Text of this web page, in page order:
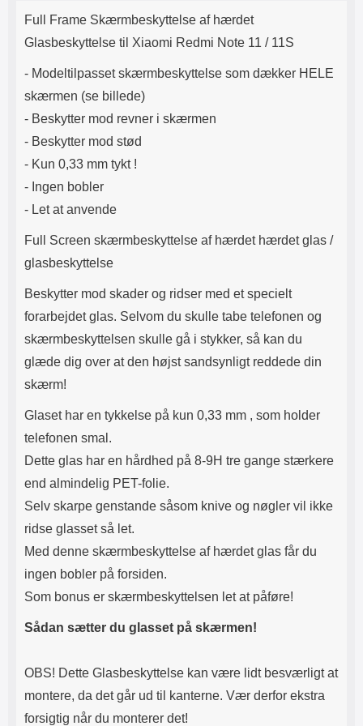
kabel medfølger. Produktet er CE
mærket Input: AC100-240V
DC5V/3.0A (15W) 9V/2.0A (18W)
12V/1.67A(PD20W) Total Effekt:
Produktbeskrivelse
Full Frame Skærmbeskyttelse af hærdet
Glasbeskyttelse til Xiaomi Redmi Note 11 / 11S
- Modeltilpasset skærmbeskyttelse som dækker HELE
skærmen (se billede)
- Beskytter mod revner i skærmen
- Beskytter mod stød
- Kun 0,33 mm tykt !
- Ingen bobler
- Let at anvende
Full Screen skærmbeskyttelse af hærdet hærdet glas /
glasbeskyttelse
Beskytter mod skader og ridser med et specielt
forarbejdet glas. Selvom du skulle tabe telefonen og
skærmbeskyttelsen skulle gå i stykker, så kan du
glæde dig over at den højst sandsynligt reddede din
skærm!
Glaset har en tykkelse på kun 0,33 mm , som holder
telefonen smal.
Dette glas har en hårdhed på 8-9H tre gange stærkere
end almindelig PET-folie.
Selv skarpe genstande såsom knive og nøgler vil ikke
ridse glasset så let.
Med denne skærmbeskyttelse af hærdet glas får du
ingen bobler på forsiden.
Som bonus er skærmbeskyttelsen let at påføre!
Sådan sætter du glasset på skærmen!
OBS! Dette Glasbeskyttelse kan være lidt besværligt at
montere, da det går ud til kanterne. Vær derfor ekstra
forsigtig når du monterer det!